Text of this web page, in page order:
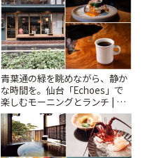
青葉通の緑を眺めながら、静か
な時間を。仙台「Echoes」で
楽しむモーニングとランチ | こ
とりっぷ